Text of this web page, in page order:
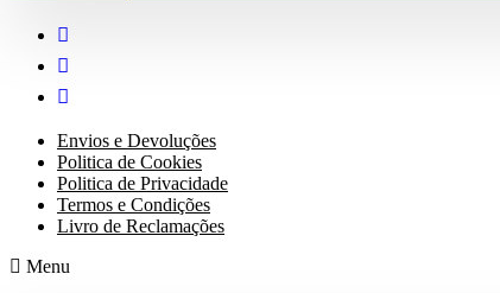
Envios e Devoluções
Politica de Cookies
Politica de Privacidade
Termos e Condições
Livro de Reclamações
Menu